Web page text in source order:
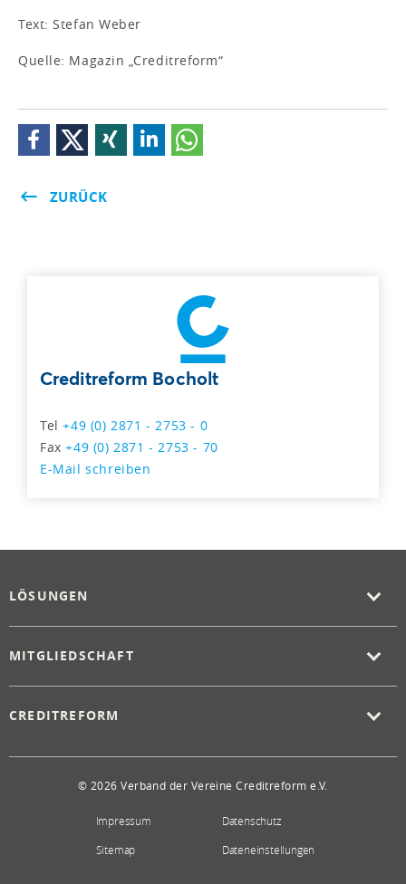
Text: Stefan Weber
Quelle: Magazin „Creditreform“
ZURÜCK
Creditreform Bocholt
Tel+49 (0) 2871 - 2753 - 0
Fax+49 (0) 2871 - 2753 - 70
E-Mail schreiben
LÖSUNGEN
MITGLIEDSCHAFT
CREDITREFORM
© 2026 Verband der Vereine Creditreform e.V.
Impressum
Datenschutz
Sitemap
Dateneinstellungen